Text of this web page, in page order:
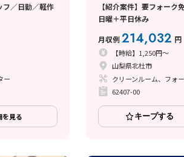
フ／日勤／軽作
ー
を見る
【紹介案件】要フォー
日曜＋平日休み
月収例214,032 円
【時給】1,250円～
山梨県北杜市
クリーンルーム、フォ
62407-00
キープする